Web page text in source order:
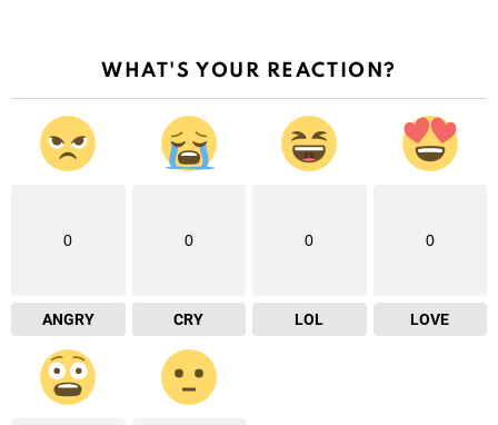
WHAT'S YOUR REACTION?
0
ANGRY
0
CRY
0
LOL
0
LOVE